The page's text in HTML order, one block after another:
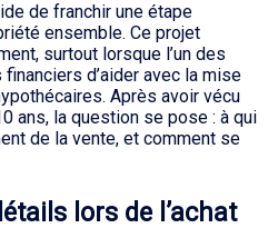
de franchir une étape
ensemble. Ce projet
surtout lorsque l’un des
d’aider avec la mise
Après avoir vécu
ans, la question se pose : à qui
de la vente, et comment se
lors de l’achat